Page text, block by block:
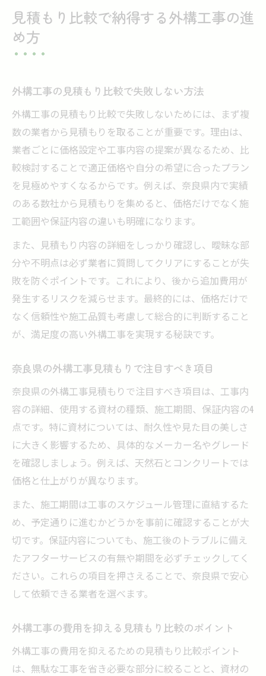
見積もり比較で納得する外構工事の進
め方
外構工事の見積もり比較で失敗しない方法
外構工事の見積もり比較で失敗しないためには、まず複
数の業者から見積もりを取ることが重要です。理由は、
業者ごとに価格設定や工事内容の提案が異なるため、比
較検討することで適正価格や自分の希望に合ったプラン
を見極めやすくなるからです。例えば、奈良県内で実績
のある数社から見積もりを集めると、価格だけでなく施
工範囲や保証内容の違いも明確になります。
また、見積もり内容の詳細をしっかり確認し、曖昧な部
分や不明点は必ず業者に質問してクリアにすることが失
敗を防ぐポイントです。これにより、後から追加費用が
発生するリスクを減らせます。最終的には、価格だけで
なく信頼性や施工品質も考慮して総合的に判断すること
が、満足度の高い外構工事を実現する秘訣です。
奈良県の外構工事見積もりで注目すべき項目
奈良県の外構工事見積もりで注目すべき項目は、工事内
容の詳細、使用する資材の種類、施工期間、保証内容の4
点です。特に資材については、耐久性や見た目の美しさ
に大きく影響するため、具体的なメーカー名やグレード
を確認しましょう。例えば、天然石とコンクリートでは
価格と仕上がりが異なります。
また、施工期間は工事のスケジュール管理に直結するた
め、予定通りに進むかどうかを事前に確認することが大
切です。保証内容についても、施工後のトラブルに備え
たアフターサービスの有無や期間を必ずチェックしてく
ださい。これらの項目を押さえることで、奈良県で安心
して依頼できる業者を選べます。
外構工事の費用を抑える見積もり比較のポイント
外構工事の費用を抑えるための見積もり比較ポイント
は、無駄な工事を省き必要な部分に絞ることと、資材の